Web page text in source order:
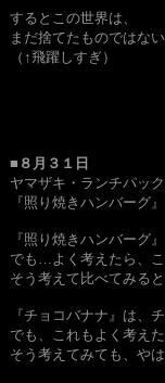
するとこの世界は、
まだ捨てたものではな
（↑飛躍しすぎ）
■８月３１日
ヤマザキ・ランチパッ
『照り焼きハンバーグ
『照り焼きハンバーグ
でも…よく考えたら、
そう考えて比べてみる
『チョコバナナ』は、
でも、これもよく考え
そう考えてみても、や